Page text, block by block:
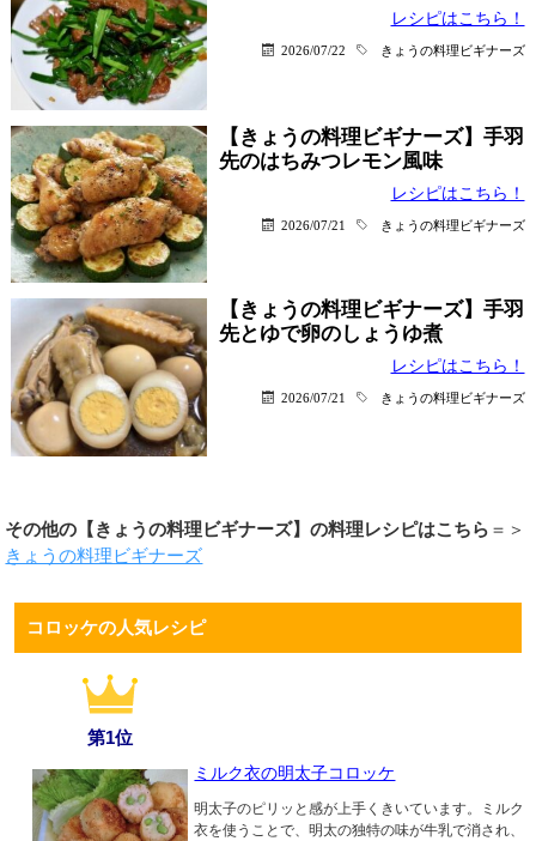
レシピはこちら！
2026/07/22 きょうの料理ビギナーズ
【きょうの料理ビギナーズ】手羽
先のはちみつレモン風味
レシピはこちら！
2026/07/21 きょうの料理ビギナーズ
【きょうの料理ビギナーズ】手羽
先とゆで卵のしょうゆ煮
レシピはこちら！
2026/07/21 きょうの料理ビギナーズ
その他の【きょうの料理ビギナーズ】の料理レシピはこちら ＝＞
きょうの料理ビギナーズ
コロッケの人気レシピ
第1位
ミルク衣の明太子コロッケ
明太子のピリッと感が上手くきいています。ミルク
衣を使うことで、明太の独特の味が牛乳で消され、